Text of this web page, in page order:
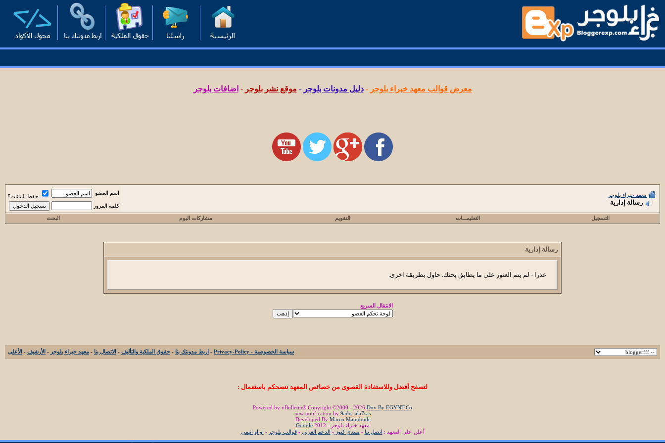
معرض قوالب معهد خبراء بلوجر -دليل مدونات بلوجر - موقع نشر بلوجر - اضافات بلوجر
معهد خبراء بلوجر
رسالة إدارية
اسم العضو
حفظ البيانات؟
كلمة المرور
التسجيل التعليمـــات التقويم مشاركات اليوم البحث
رسالة إدارية
عذرا - لم يتم العثور على ما يطابق بحثك. حاول بطريقة اخرى.
الانتقال السريع
سياسة الخصوصية - Privacy-Policy - اربط مدونتك بنا - حقوق الملكية والتأليف - الاتصال بنا - معهد خبراء بلوجر - الأرشيف - الأعلى
لتصفح أفضل وللاستفادة القصوى من خصائص المعهد ننصحكم باستعمال :
Powered by vBulletin® Copyright ©2000 - 2026 Dov By EGYNT.Co
new notification by 9adq_ala7sas
Developed By Marco Mamdouh
معهد خبراء بلوجر - 2012
Google
أعلن على المعهد : اتصل بنا - منتدي كنوز- الدعم العربي -قوالب بلوجر - او او انيمي